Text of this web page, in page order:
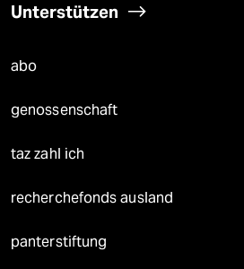
Unterstützen
abo
genossenschaft
taz zahl ich
recherchefonds ausland
panterstiftung